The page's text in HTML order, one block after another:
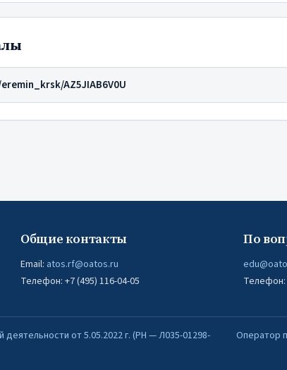
AZ5JIAB6V0U
Общие контакты
Email: atos.rf@oatos.ru
Телефон: +7 (495) 116-04-05
По
Телефон:
от 5.05.2022 г. (РН — Л035-01298-
Оператор